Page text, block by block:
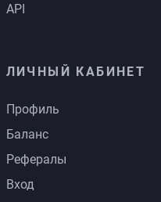
API
ЛИЧНЫЙ КАБИНЕТ
Профиль
Баланс
Рефералы
Вход